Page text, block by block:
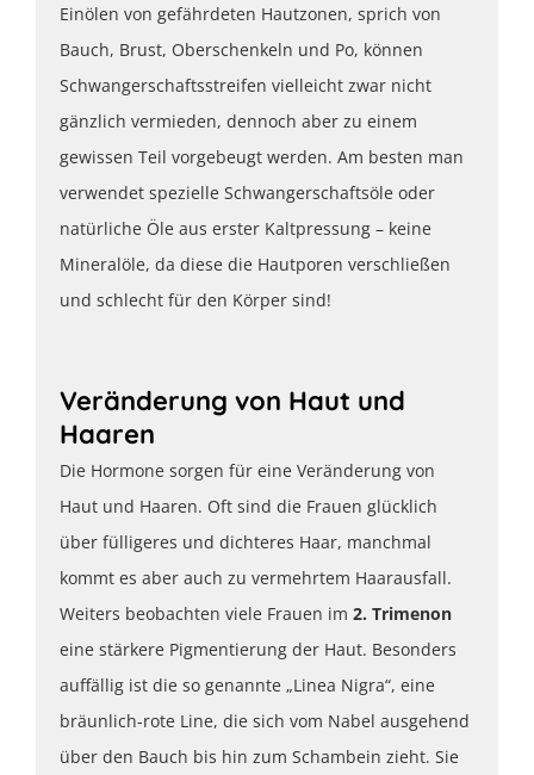
Einölen von gefährdeten Hautzonen, sprich von
Bauch, Brust, Oberschenkeln und Po, können
Schwangerschaftsstreifen vielleicht zwar nicht
gänzlich vermieden, dennoch aber zu einem
gewissen Teil vorgebeugt werden. Am besten man
verwendet spezielle Schwangerschaftsöle oder
natürliche Öle aus erster Kaltpressung – keine
Mineralöle, da diese die Hautporen verschließen
und schlecht für den Körper sind!
Veränderung von Haut und
Haaren
Die Hormone sorgen für eine Veränderung von
Haut und Haaren. Oft sind die Frauen glücklich
über fülligeres und dichteres Haar, manchmal
kommt es aber auch zu vermehrtem Haarausfall.
Weiters beobachten viele Frauen im 2. Trimenon
eine stärkere Pigmentierung der Haut. Besonders
auffällig ist die so genannte „Linea Nigra“, eine
bräunlich-rote Line, die sich vom Nabel ausgehend
über den Bauch bis hin zum Schambein zieht. Sie